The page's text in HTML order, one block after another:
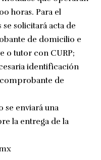
horas. Para el
solicitará acta de
de domicilio e
o tutor con CURP;
identificación
de
se enviará una
la entrega de la